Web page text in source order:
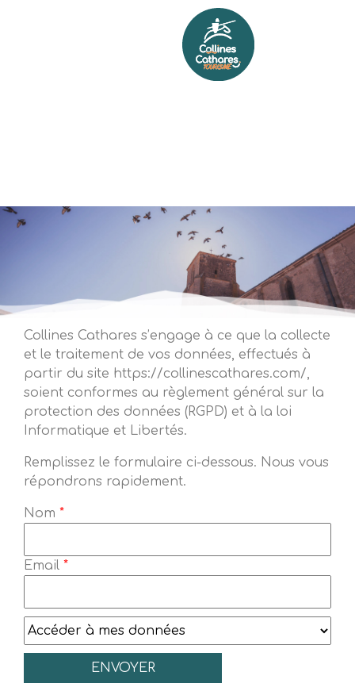
Collines Cathares s’engage à ce que la collecte
et le traitement de vos données, effectués à
partir du site https://collinescathares.com/,
soient conformes au règlement général sur la
protection des données (RGPD) et à la loi
Informatique et Libertés.
Remplissez le formulaire ci-dessous. Nous vous
répondrons rapidement.
Nom *
Email *